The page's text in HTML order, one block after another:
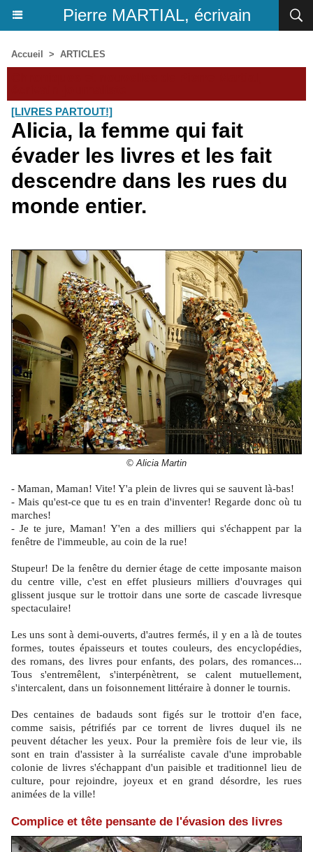
Pierre MARTIAL, écrivain
Accueil > ARTICLES
[LIVRES PARTOUT!]
Alicia, la femme qui fait
évader les livres et les fait
descendre dans les rues du
monde entier.
© Alicia Martin
- Maman, Maman! Vite! Y'a plein de livres qui se sauvent là-bas!
- Mais qu'est-ce que tu es en train d'inventer! Regarde donc où tu
marches!
- Je te jure, Maman! Y'en a des milliers qui s'échappent par la
fenêtre de l'immeuble, au coin de la rue!
Stupeur! De la fenêtre du dernier étage de cette imposante maison
du centre ville, c'est en effet plusieurs milliers d'ouvrages qui
glissent jusque sur le trottoir dans une sorte de cascade livresque
spectaculaire!
Les uns sont à demi-ouverts, d'autres fermés, il y en a là de toutes
formes, toutes épaisseurs et toutes couleurs, des encyclopédies,
des romans, des livres pour enfants, des polars, des romances...
Tous s'entremêlent, s'interpénètrent, se calent mutuellement,
s'intercalent, dans un foisonnement littéraire à donner le tournis.
Des centaines de badauds sont figés sur le trottoir d'en face,
comme saisis, pétrifiés par ce torrent de livres duquel ils ne
peuvent détacher les yeux. Pour la première fois de leur vie, ils
sont en train d'assister à la surréaliste cavale d'une improbable
colonie de livres s'échappant d'un paisible et traditionnel lieu de
culture, pour rejoindre, joyeux et en grand désordre, les rues
animées de la ville!
Complice et tête pensante de l'évasion des livres